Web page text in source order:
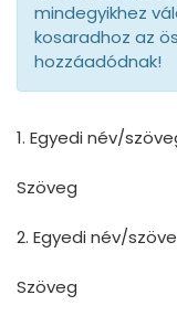
mindegyikhez
kosaradhoz az
hozzáadódnak!
1. Egyedi név/
Szöveg
2. Egyedi név/
Szöveg